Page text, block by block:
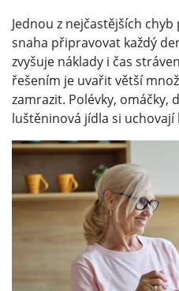
Jednou z nejčastějších
snaha připravovat každý
zvyšuje náklady i čas
řešením je uvařit větší
zamrazit. Polévky, omáčky,
luštěninová jídla si